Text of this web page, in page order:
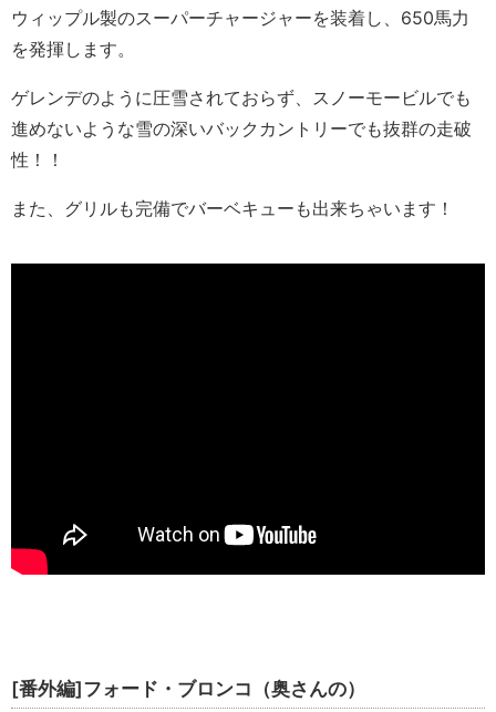
ウィップル製のスーパーチャージャーを装着し、650馬力
を発揮します。
ゲレンデのように圧雪されておらず、スノーモービルでも
進めないような雪の深いバックカントリーでも抜群の走破
性！！
また、グリルも完備でバーベキューも出来ちゃいます！
[番外編]フォード・ブロンコ（奥さんの）